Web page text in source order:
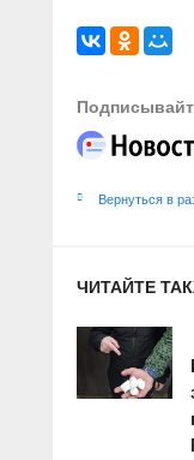
Вернуться в
ЧИТАЙТЕ